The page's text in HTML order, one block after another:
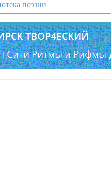
поэзии